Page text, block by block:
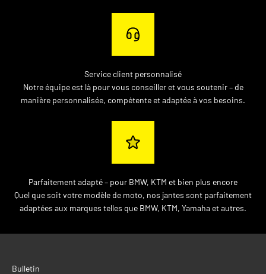
Service client personnalisé
Notre équipe est là pour vous conseiller et vous soutenir – de
manière personnalisée, compétente et adaptée à vos besoins.
Parfaitement adapté – pour BMW, KTM et bien plus encore
Quel que soit votre modèle de moto, nos jantes sont parfaitement
adaptées aux marques telles que BMW, KTM, Yamaha et autres.
Bulletin